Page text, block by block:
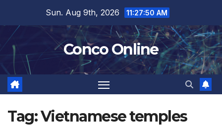
content
Sun. Aug 9th, 2026 11:27:51 AM
Conco Online
Tag:Vietnamese temples